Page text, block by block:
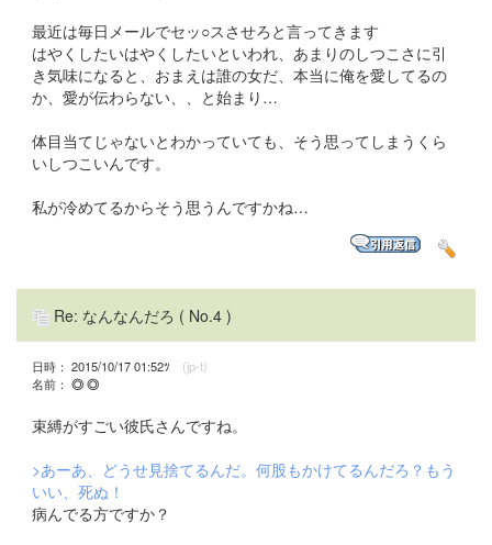
最近は毎日メールでセッ○スさせろと言ってきます
はやくしたいはやくしたいといわれ、あまりのしつこさに引
き気味になると、おまえは誰の女だ、本当に俺を愛してるの
か、愛が伝わらない、、と始まり…
体目当てじゃないとわかっていても、そう思ってしまうくら
いしつこいんです。
私が冷めてるからそう思うんですかね…
Re: なんなんだろ ( No.4 )
日時： 2015/10/17 01:52ﾂ (jp-t)
名前： ◎ ◎
束縛がすごい彼氏さんですね。
>あーあ、どうせ見捨てるんだ。何股もかけてるんだろ？もう
いい、死ぬ！
病んでる方ですか？